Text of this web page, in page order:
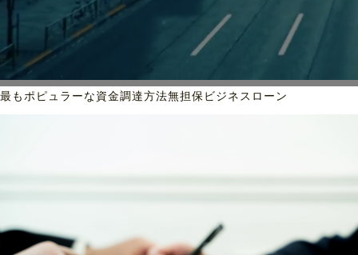
最もポピュラーな資金調達方法無担保ビジネスローン